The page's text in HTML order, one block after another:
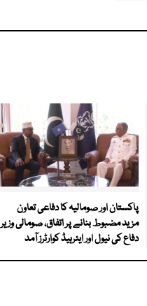
پاکستان اور صومالیہ کا دفاعی تعاون
مزید مضبوط بنانے پر اتفاق، صومالی وزیر
دفاع کی نیول اور ایئرہیڈ کوارٹرز آمد